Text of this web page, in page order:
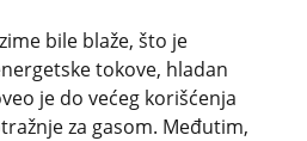
bile blaže, što je
tokove, hladan
je do većeg korišćenja
za gasom. Međutim,